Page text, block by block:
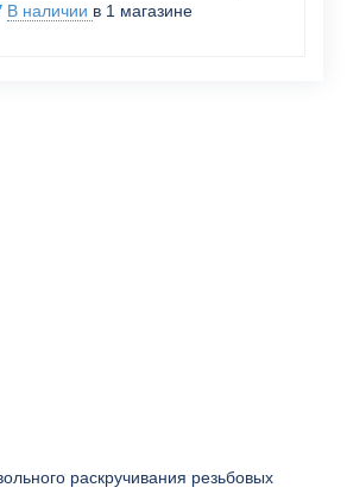
В наличии в 1 магазине
раскручивания резьбовых